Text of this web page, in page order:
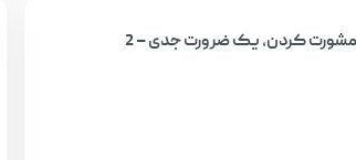
مشورت کردن، یک ضرورت جدی – 2